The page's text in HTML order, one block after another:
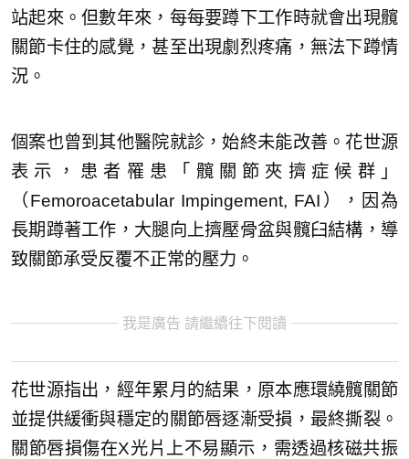
站起來。但數年來，每每要蹲下工作時就會出現髖
關節卡住的感覺，甚至出現劇烈疼痛，無法下蹲情
況。
個案也曾到其他醫院就診，始終未能改善。花世源
表示，患者罹患「髖關節夾擠症候群」
（Femoroacetabular Impingement, FAI），因為
長期蹲著工作，大腿向上擠壓骨盆與髖臼結構，導
致關節承受反覆不正常的壓力。
我是廣告 請繼續往下閱讀
花世源指出，經年累月的結果，原本應環繞髖關節
並提供緩衝與穩定的關節唇逐漸受損，最終撕裂。
關節唇損傷在X光片上不易顯示，需透過核磁共振